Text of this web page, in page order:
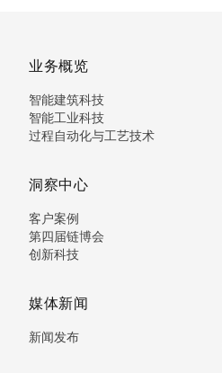
业务概览
智能建筑科技
智能工业科技
过程自动化与工艺技术
洞察中心
客户案例
第四届链博会
创新科技
媒体新闻
新闻发布